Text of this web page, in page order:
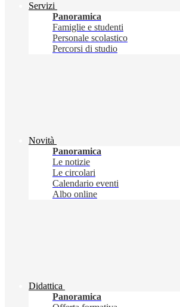
Servizi
Panoramica
Famiglie e studenti
Personale scolastico
Percorsi di studio
Novità
Panoramica
Le notizie
Le circolari
Calendario eventi
Albo online
Didattica
Panoramica